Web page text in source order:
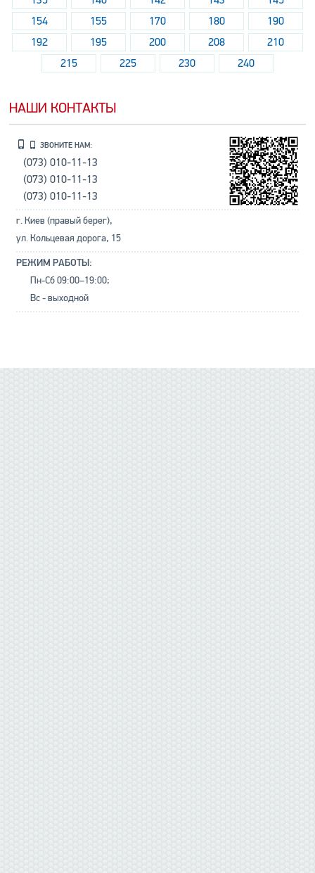
154
155 170 180
190
192
195 200 208
210
215
225 230 240
НАШИ КОНТАКТЫ
ЗВОНИТЕ НАМ:
(073) 010-11-13
(073) 010-11-13
(073) 010-11-13
г. Киев (правый берег),
ул. Кольцевая дорога, 15
РЕЖИМ РАБОТЫ:
Пн-Сб 09:00–19:00;
Вс - выходной